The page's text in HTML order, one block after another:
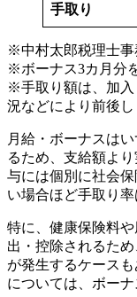
手取り
※中村太郎税理士事
※ボーナス3カ月分
※手取り額は、加入
況などにより前後し
月給・ボーナスは
るため、支給額よ
与には個別に社会
い場合ほど手取り率
特に、健康保険料
出・控除されるた
が発生するケース
については、ボー